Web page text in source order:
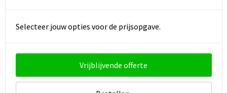
Selecteer jouw opties voor de prijsopgave.
Vrijblijvende offerte